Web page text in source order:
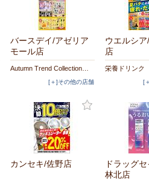
バースデイ/アゼリア
モール店
Autumn Trend Collection…
[＋]その他の店舗
ウエルシ
店
栄養ドリンク
[
カンセキ/佐野店
ドラッグ
林北店